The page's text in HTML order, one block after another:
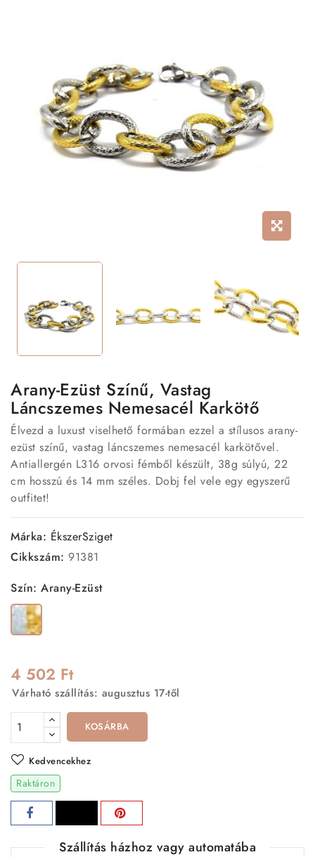
Arany-Ezüst Színű, Vastag
Láncszemes Nemesacél Karkötő
Élvezd a luxust viselhető formában ezzel a stílusos arany-
ezüst színű, vastag láncszemes nemesacél karkötővel.
Antiallergén L316 orvosi fémből készült, 38g súlyú, 22
cm hosszú és 14 mm széles. Dobj fel vele egy egyszerű
outfitet!
Márka: ÉkszerSziget
Cikkszám: 91381
Szín: Arany-Ezüst
Arany-
Ezüst
4 502 Ft
Várható szállítás: augusztus 17-től
KOSÁRBA
Kedvencekhez
Raktáron
Szállítás házhoz vagy automatába